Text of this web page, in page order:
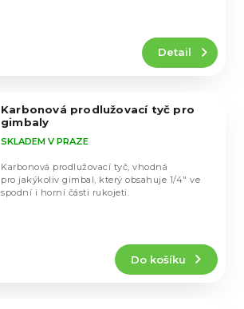
Detail
Karbonová prodlužovací tyč pro
gimbaly
SKLADEM V PRAZE
Do košíku
Karbonová prodlužovací tyč, vhodná
pro jakýkoliv gimbal, který obsahuje 1/4" ve
spodní i horní části rukojeti.